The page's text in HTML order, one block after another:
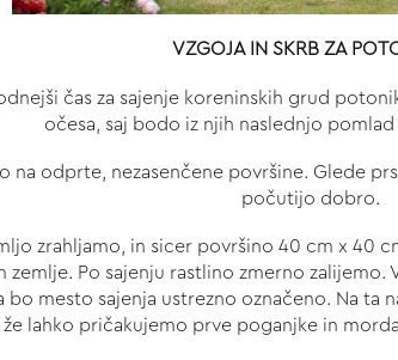
VZGOJA IN SKRB ZA
čas za sajenje koreninskih grud
očesa, saj bodo iz njih naslednjo
na odprte, nezasenčene površine. Glede
počutijo dobro.
zrahljamo, in sicer površino 40 cm x 40
Po sajenju rastlino zmerno
mesto sajenja ustrezno označeno. Na
lahko pričakujemo prve poganjke in